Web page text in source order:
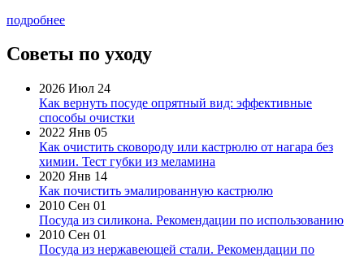
подробнее
Советы по уходу
2026 Июл 24
Как вернуть посуде опрятный вид: эффективные
способы очистки
2022 Янв 05
Как очистить сковороду или кастрюлю от нагара без
химии. Тест губки из меламина
2020 Янв 14
Как почистить эмалированную кастрюлю
2010 Сен 01
Посуда из силикона. Рекомендации по использованию
2010 Сен 01
Посуда из нержавеющей стали. Рекомендации по